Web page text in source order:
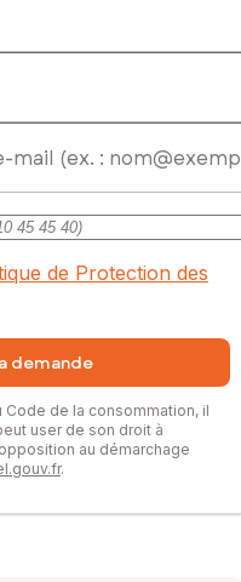
de Protection des
demande
Code de la consommation, il
user de son droit à
au démarchage
.